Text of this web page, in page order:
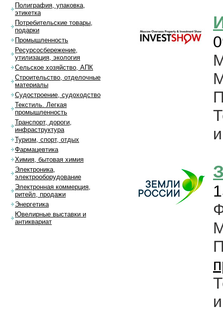
Полиграфия, упаковка,
этикетка
Потребительские товары,
подарки
Промышленность
Ресурсосбережение,
утилизация, экология
Сельское хозяйство, АПК
Строительство, отделочные
материалы
Судостроение, судоходство
Текстиль. Легкая
промышленность
Транспорт, дороги,
инфраструктура
Туризм, спорт, отдых
Фармацевтика
Химия, бытовая химия
Электроника,
электрооборудование
Электронная коммерция,
ритейл, продажи
Энергетика
Ювелирные выставки и
антиквариат